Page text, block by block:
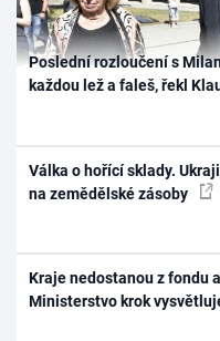
Poslední rozloučení s
každou lež a faleš, řekl
Válka o hořící sklady.
na zemědělské zásoby
Kraje nedostanou z fondu
Ministerstvo krok